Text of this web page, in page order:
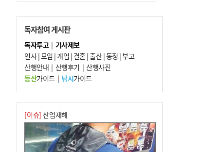
군사기밀 유출자 색출 지시
7
부산 주유소 휘발유 평균가 ℓ당 1849원…
전주보다 3원 ↓
8
[속보] ‘심판 성접대’ 논란 축구협회 공식 사
과…“현재는 부적절 행위 없어”
10 서울 중랑구서 흉기 난동…60대 남성 2명
사망
독자참여 게시판
독자투고| 기사제보
인사|모임 | 개업 | 결혼|출산|동정 |부고
산행안내 | 산행후기 | 산행사진
등산가이드| 낚시가이드
[이슈] 산업재해